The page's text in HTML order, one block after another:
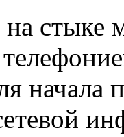
на
начала